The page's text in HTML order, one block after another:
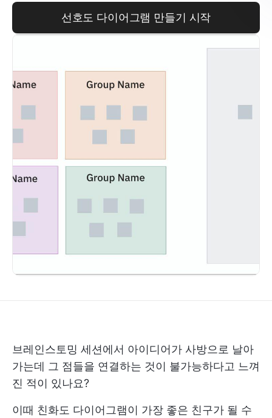
선호도 다이어그램 만들기 시작
브레인스토밍 세션에서 아이디어가 사방으로 날아
가는데 그 점들을 연결하는 것이 불가능하다고 느껴
진 적이 있나요?
이때 친화도 다이어그램이 가장 좋은 친구가 될 수